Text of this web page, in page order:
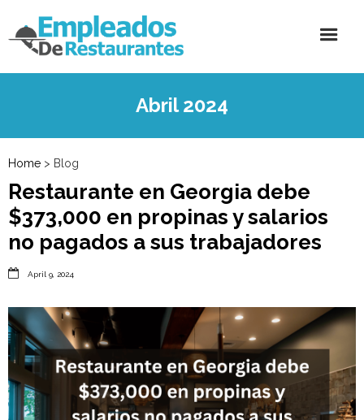
Abril 2024
Home > Blog
Restaurante en Georgia debe
$373,000 en propinas y salarios
no pagados a sus trabajadores
 April 9, 2024